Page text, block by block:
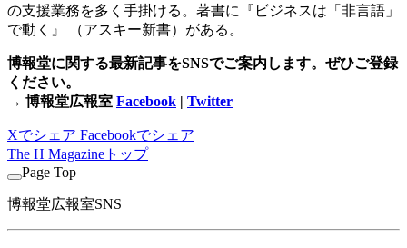
の支援業務を多く手掛ける。著書に『ビジネスは「非言語」
で動く』 （アスキー新書）がある。
博報堂に関する最新記事をSNSでご案内します。ぜひご登録
ください。
→ 博報堂広報室 Facebook | Twitter
Xでシェア Facebookでシェア
The H Magazineトップ
Page Top
博報堂広報室SNS